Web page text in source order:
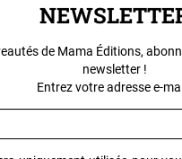
de Mama Éditions,
newsletter !
Entrez votre adresse e-